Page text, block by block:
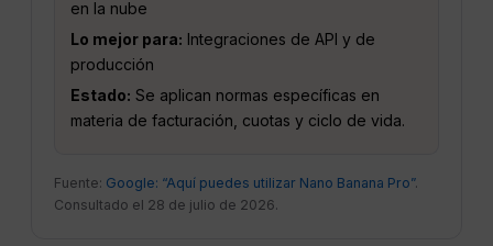
en la nube
Lo mejor para: Integraciones de API y de
producción
Estado: Se aplican normas específicas en
materia de facturación, cuotas y ciclo de vida.
Fuente: Google: “Aquí puedes utilizar Nano Banana Pro”.
Consultado el 28 de julio de 2026.